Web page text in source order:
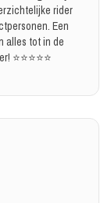
rider
Een
alles tot in de
⭐⭐⭐⭐⭐